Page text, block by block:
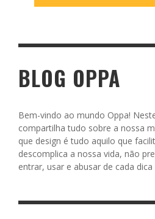
BLOG OPPA
Bem-vindo ao mundo Oppa!
compartilha tudo sobre a nossa
que design é tudo aquilo que
descomplica a nossa vida, não
entrar, usar e abusar de cada